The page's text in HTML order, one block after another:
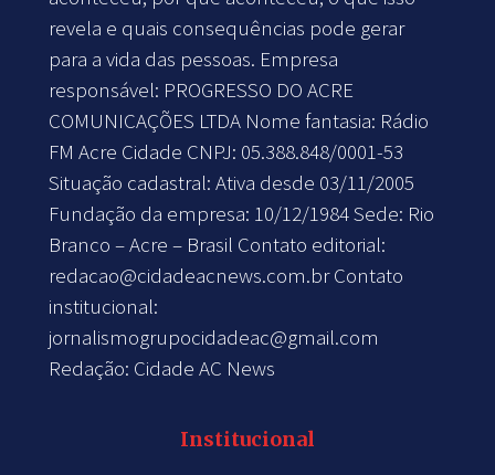
revela e quais consequências pode gerar
para a vida das pessoas. Empresa
responsável: PROGRESSO DO ACRE
COMUNICAÇÕES LTDA Nome fantasia: Rádio
FM Acre Cidade CNPJ: 05.388.848/0001-53
Situação cadastral: Ativa desde 03/11/2005
Fundação da empresa: 10/12/1984 Sede: Rio
Branco – Acre – Brasil Contato editorial:
redacao@cidadeacnews.com.brContato
institucional:
jornalismogrupocidadeac@gmail.com
Redação: Cidade AC News
Institucional